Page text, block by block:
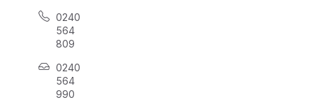
0240
564
809
0240
564
990